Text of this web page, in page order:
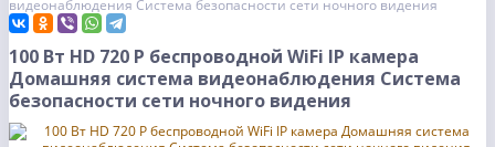
видеонаблюдения Система безопасности сети ночного видения
100 Вт HD 720 P беспроводной WiFi IP камера
Домашняя система видеонаблюдения Система
безопасности сети ночного видения